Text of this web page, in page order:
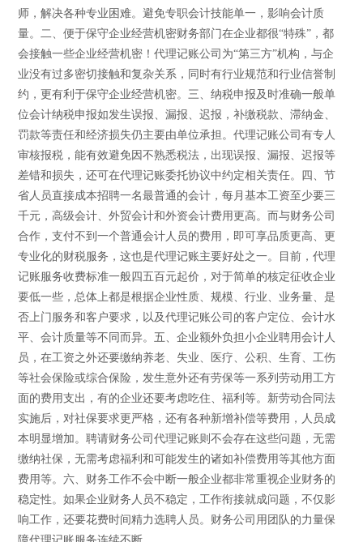
师，解决各种专业困难。避免专职会计技能单一，影响会计质
量。二、便于保守企业经营机密财务部门在企业都很“特殊”，都
会接触一些企业经营机密！代理记账公司为“第三方”机构，与企
业没有过多密切接触和复杂关系，同时有行业规范和行业信誉制
约，更有利于保守企业经营机密。三、纳税申报及时准确一般单
位会计纳税申报如发生误报、漏报、迟报，补缴税款、滞纳金、
罚款等责任和经济损失仍主要由单位承担。代理记账公司有专人
审核报税，能有效避免因不熟悉税法，出现误报、漏报、迟报等
差错和损失，还可在代理记账委托协议中约定相关责任。四、节
省人员直接成本招聘一名最普通的会计，每月基本工资至少要三
千元，高级会计、外贸会计和外资会计费用更高。而与财务公司
合作，支付不到一个普通会计人员的费用，即可享品质更高、更
专业化的财税服务，这也是代理记账主要好处之一。目前，代理
记账服务收费标准一般四五百元起价，对于简单的核定征收企业
要低一些，总体上都是根据企业性质、规模、行业、业务量、是
否上门服务和客户要求，以及代理记账公司的客户定位、会计水
平、会计质量等不同而异。五、企业额外负担小企业聘用会计人
员，在工资之外还要缴纳养老、失业、医疗、公积、生育、工伤
等社会保险或综合保险，发生意外还有劳保等一系列劳动用工方
面的费用支出，有的企业还要考虑吃住、福利等。新劳动合同法
实施后，对社保要求更严格，还有各种新增补偿等费用，人员成
本明显增加。聘请财务公司代理记账则不会存在这些问题，无需
缴纳社保，无需考虑福利和可能发生的诸如补偿费用等其他方面
费用等。六、财务工作不会中断一般企业都非常重视企业财务的
稳定性。如果企业财务人员不稳定，工作衔接就成问题，不仅影
响工作，还要花费时间精力选聘人员。财务公司用团队的力量保